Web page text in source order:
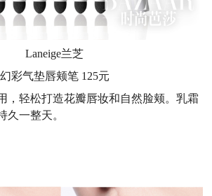
Laneige兰芝
幻彩气垫唇颊笔 125元
，轻松打造花瓣唇妆和自然脸颊。乳霜
久一整天。